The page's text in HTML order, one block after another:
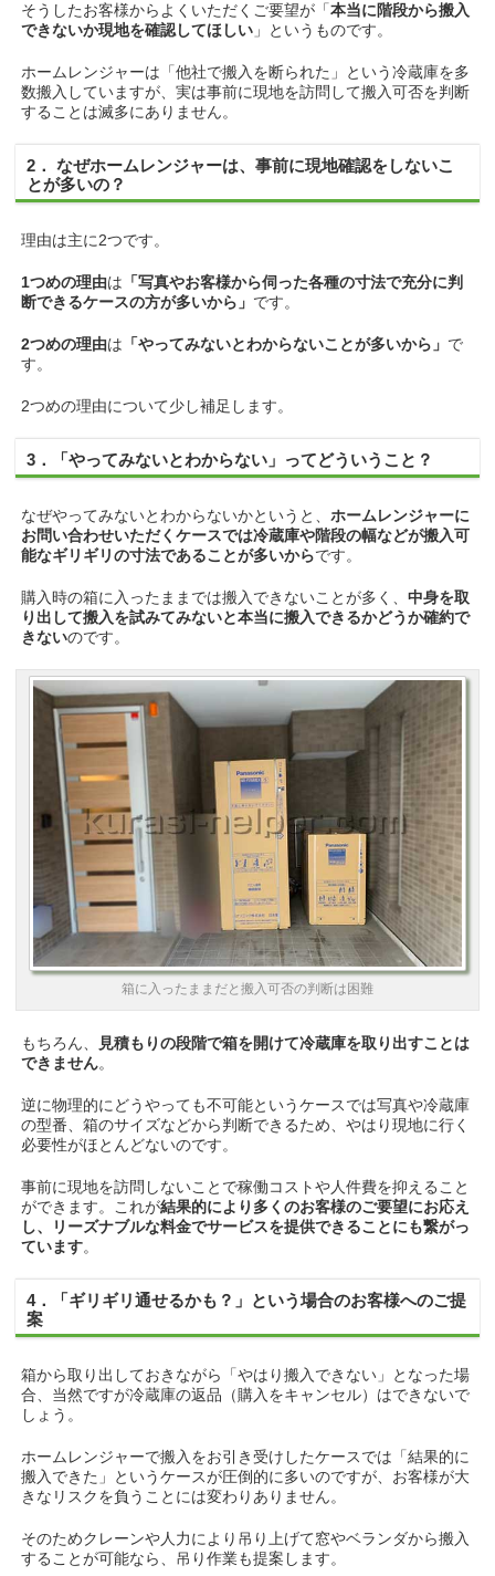
そうしたお客様からよくいただくご要望が「本当に階段から搬入
できないか現地を確認してほしい 」というものです。
ホームレンジャーは「他社で搬入を断られた」という冷蔵庫を多
数搬入していますが、実は事前に現地を訪問して搬入可否を判断
することは滅多にありません。
2． なぜホームレンジャーは、事前に現地確認をしないこ
とが多いの？
理由は主に2つです。
1つめの理由は 「写真やお客様から伺った各種の寸法で充分に判
断できるケースの方が多いから」 です。
2つめの理由は 「やってみないとわからないことが多いから」 で
す。
2つめの理由について少し補足します。
3．「やってみないとわからない」ってどういうこと？
なぜやってみないとわからないかというと、ホームレンジャーに
お問い合わせいただくケースでは冷蔵庫や階段の幅などが搬入可
能なギリギリの寸法であることが多いからです。
購入時の箱に入ったままでは搬入できないことが多く、中身を取
り出して搬入を試みてみないと本当に搬入できるかどうか確約で
きないのです。
箱に入ったままだと搬入可否の判断は困難
もちろん、 見積もりの段階で箱を開けて冷蔵庫を取り出すことは
できません。
逆に物理的にどうやっても不可能というケースでは写真や冷蔵庫
の型番、箱のサイズなどから判断できるため、やはり現地に行く
必要性がほとんどないのです。
事前に現地を訪問しないことで稼働コストや人件費を抑えること
ができます。これが結果的により多くのお客様のご要望にお応え
し、リーズナブルな料金でサービスを提供できることにも繋がっ
ています。
4．「ギリギリ通せるかも？」という場合のお客様へのご提
案
箱から取り出しておきながら「やはり搬入できない」となった場
合、当然ですが冷蔵庫の返品（購入をキャンセル）はできないで
しょう。
ホームレンジャーで搬入をお引き受けしたケースでは「結果的に
搬入できた」というケースが圧倒的に多いのですが、お客様が大
きなリスクを負うことには変わりありません。
そのためクレーンや人力により吊り上げて窓やベランダから搬入
することが可能なら、吊り作業も提案します。